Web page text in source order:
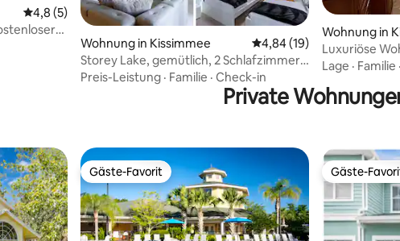
Durchschnittliche Bewertung: 4,8 von 5, 5 Bewertungen
4,8 (5)
Wohnung in Kissimmee Durchschnittliche
4,84 (19)
Storey Lake, gemütlich, 2 Schlafzimmer,
in der Nähe von Disney & mehr
Preis-Leistung · Familie · Check-in
Wohnung in
Luxuriöse
Lage · Familie ·
Private
Gäste-Favorit
Gäste-Favorit Gäste-
Gäste-